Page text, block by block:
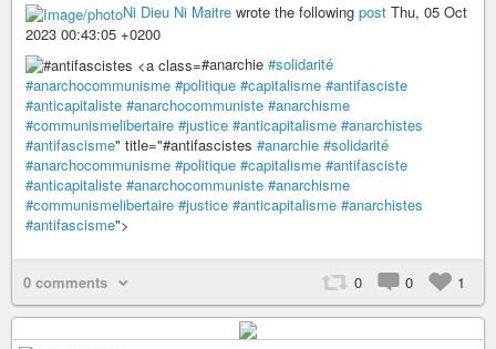
Ni Dieu Ni Maitre wrote the following post Thu, 05 Oct
2023 00:43:05 +0200
#anarchie #solidarité
#anarchocommunisme #politique #capitalisme #antifasciste
#anticapitaliste #anarchocommuniste #anarchisme
#communismelibertaire #justice #anticapitalisme #anarchistes
#antifascisme" title="#antifascistes #anarchie #solidarité
#anarchocommunisme #politique #capitalisme #antifasciste
#anticapitaliste #anarchocommuniste #anarchisme
#communismelibertaire #justice #anticapitalisme #anarchistes
#antifascisme">
0 comments 0 0 1